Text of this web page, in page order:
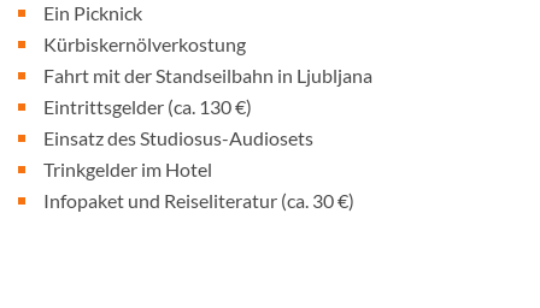
Ein Picknick
Kürbiskernölverkostung
Fahrt mit der Standseilbahn in Ljubljana
Eintrittsgelder (ca. 130 €)
Einsatz des Studiosus-Audiosets
Trinkgelder im Hotel
Infopaket und Reiseliteratur (ca. 30 €)